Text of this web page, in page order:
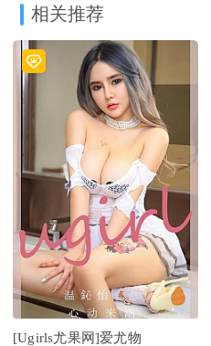
相关推荐
[Ugirls尤果网]爱尤物